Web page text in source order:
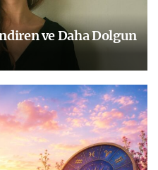
ve Daha Dolgun